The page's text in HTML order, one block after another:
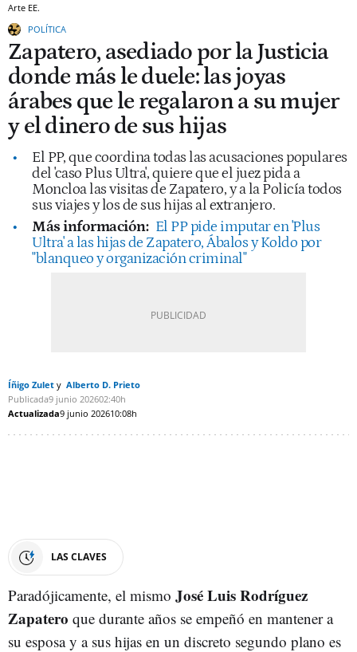
Arte EE.
POLÍTICA
Zapatero, asediado por la Justicia
donde más le duele: las joyas
árabes que le regalaron a su mujer
y el dinero de sus hijas
El PP, que coordina todas las acusaciones populares
del 'caso Plus Ultra', quiere que el juez pida a
Moncloa las visitas de Zapatero, y a la Policía todos
sus viajes y los de sus hijas al extranjero.
Más información: El PP pide imputar en 'Plus
Ultra' a las hijas de Zapatero, Ábalos y Koldo por
"blanqueo y organización criminal"
Íñigo Zulet
Alberto D. Prieto
Publicada9 junio 202602:40h
Actualizada9 junio 202610:08h
LAS CLAVES
Paradójicamente, el mismo José Luis Rodríguez
Zapatero que durante años se empeñó en mantener a
su esposa y a sus hijas en un discreto segundo plano es